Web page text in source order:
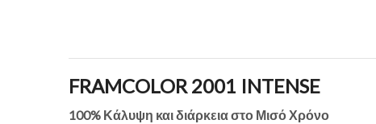
FRAMCOLOR 2001 INTENSE
100% Κάλυψη και διάρκεια στο Μισό Χρόνο